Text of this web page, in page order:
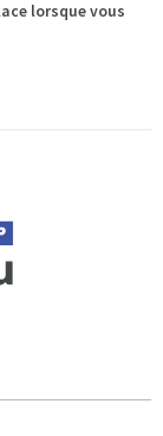
lorsque vous